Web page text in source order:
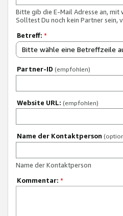
Bitte gib die E-Mail Adresse an, mit
Solltest Du noch kein Partner sein,
Betreff: *
Bitte wähle eine Betreffzeile
Partner-ID (empfohlen)
Website URL: (empfohlen)
Name der Kontaktperson
Name der Kontaktperson
Kommentar: *